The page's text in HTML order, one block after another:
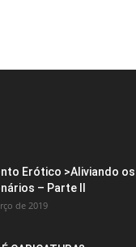
Erótico >Aliviando os
– Parte II
de 2019